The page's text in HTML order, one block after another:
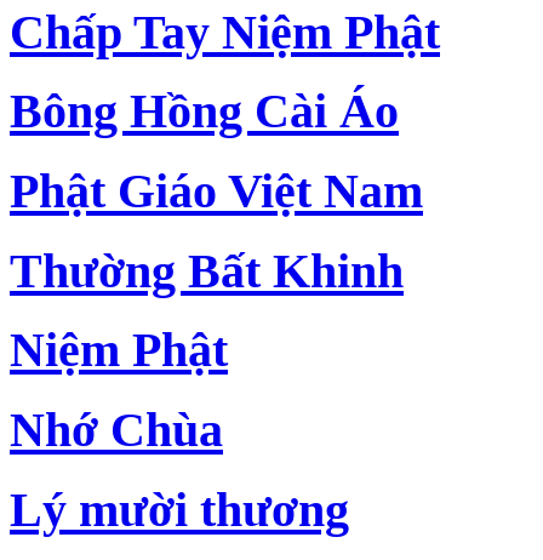
Chấp Tay Niệm Phật
Bông Hồng Cài Áo
Phật Giáo Việt Nam
Thường Bất Khinh
Niệm Phật
Nhớ Chùa
Lý mười thương